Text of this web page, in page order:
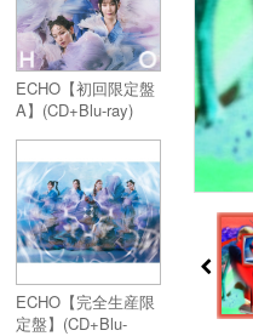
ECHO【初回限定盤
A】(CD+Blu-ray)
ECHO【完全生産限
定盤】(CD+Blu-